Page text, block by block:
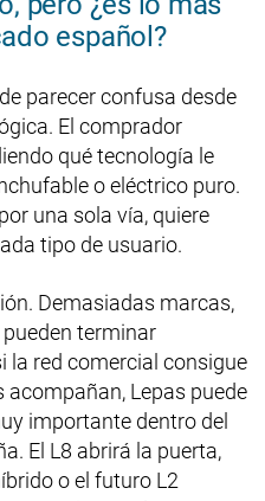
español?
parecer confusa desde
El comprador
qué tecnología le
o eléctrico puro.
una sola vía, quiere
tipo de usuario.
Demasiadas marcas,
terminar
la red comercial consigue
Lepas puede
importante dentro del
El L8 abrirá la puerta,
o el futuro L2